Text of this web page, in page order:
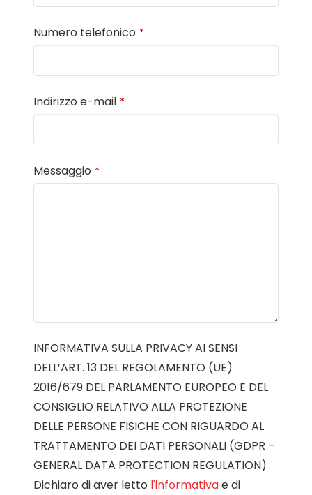
Numero telefonico *
Indirizzo e-mail *
Messaggio *
INFORMATIVA SULLA PRIVACY AI SENSI
DELL’ART. 13 DEL REGOLAMENTO (UE)
2016/679 DEL PARLAMENTO EUROPEO E DEL
CONSIGLIO RELATIVO ALLA PROTEZIONE
DELLE PERSONE FISICHE CON RIGUARDO AL
TRATTAMENTO DEI DATI PERSONALI (GDPR –
GENERAL DATA PROTECTION REGULATION)
Dichiaro di aver letto l'informativae di